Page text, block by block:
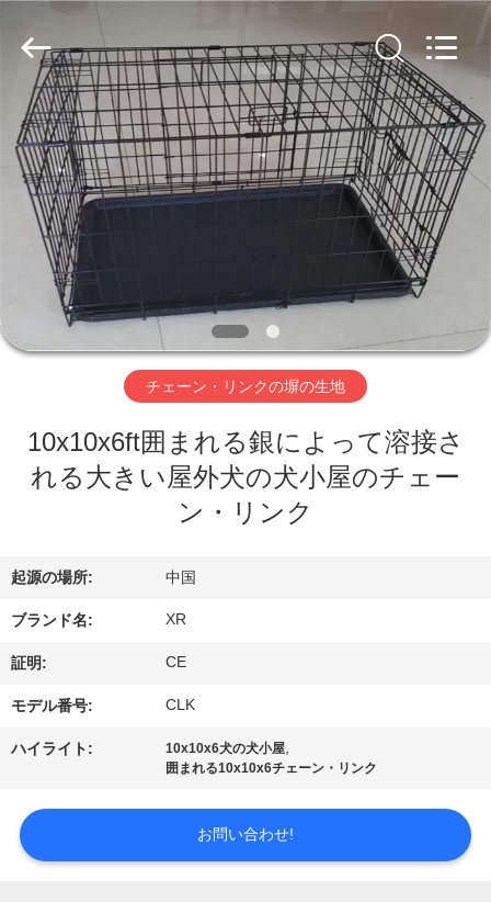
家
プ
ク
私
達
つ
い
て
工
旅
RUN
METAL
MESH
CO.,LTD.
Rights
Reserved.
チェーン・リンクの塀の生地
10x10x6ft囲まれる銀によって溶接さ
れる大きい屋外犬の犬小屋のチェー
ン・リンク
起源の場所: 中国
ブランド名: XR
証明: CE
モデル番号: CLK
ハイライト: 10x10x6犬の犬小屋,
囲まれる10x10x6チェーン・リンク
お問い合わせ!